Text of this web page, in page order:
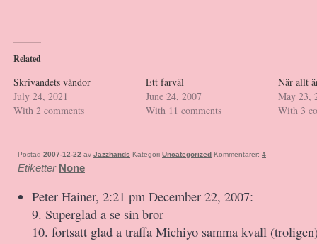
Related
Skrivandets våndor
July 24, 2021
With 2 comments
Ett farväl
June 24, 2007
With 11 comments
När allt
May 23,
With 3
Postad 2007-12-22 av Jazzhands Kategori Uncategorized Kommentarer: 4
Etiketter None
Peter Hainer, 2:21 pm December 22, 2007:
9. Superglad a se sin bror
10. fortsatt glad a traffa Michiyo samma kvall